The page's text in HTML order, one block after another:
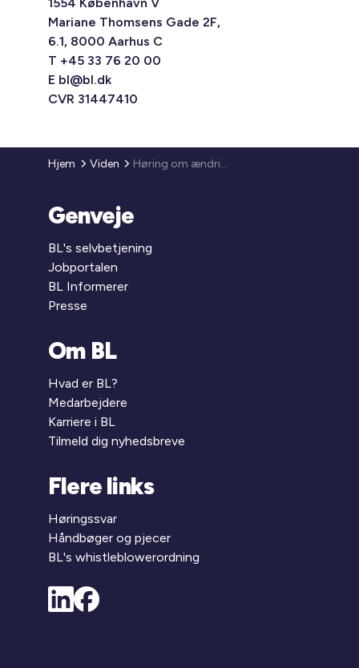
Mariane Thomsens Gade 2F,
6.1, 8000 Aarhus C
T +45 33 76 20 00
E bl@bl.dk
CVR 31447410
Hjem Viden Høring om ændring af lov om almene boliger m.v. og lov om leje af almene boliger m.v.
Genveje
BL's selvbetjening
Jobportalen
BL Informerer
Presse
Om BL
Hvad er BL?
Medarbejdere
Karriere i BL
Tilmeld dig nyhedsbreve
Flere links
Høringssvar
Håndbøger og pjecer
BL's whistleblowerordning